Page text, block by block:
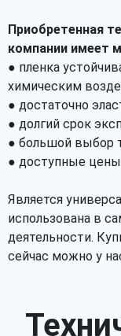
Приобретенная
компании имеет
● пленка
химическим
● достаточно
● долгий срок
● большой выбор
● доступные
Является
использована в
деятельности.
сейчас можно у